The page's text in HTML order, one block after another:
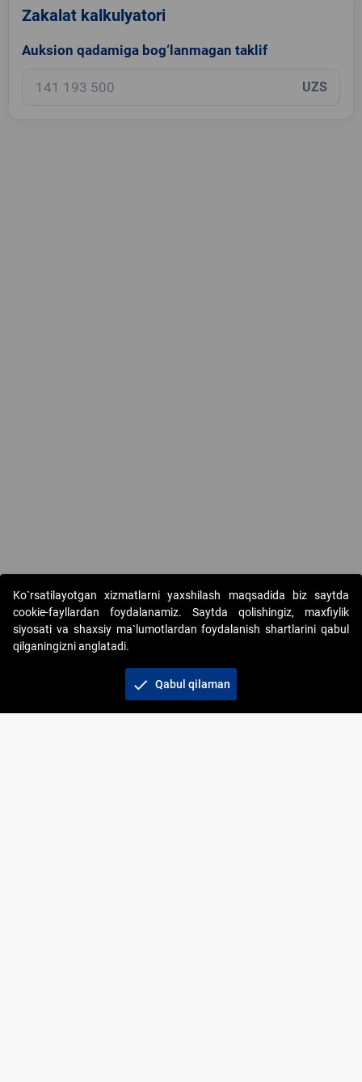
Zakalat kalkulyatori
Auksion qadamiga bog‘lanmagan taklif
UZS
Copyright © 2017-2026. "Elektron onlayn-auksionlarni
tashkil etish" AJ. Barcha huquqlar himoyalangan
Ko`rsatilayotgan xizmatlarni yaxshilash maqsadida biz saytda
cookie-fayllardan foydalanamiz. Saytda qolishingiz, maxfiylik
siyosati va shaxsiy ma`lumotlardan foydalanish shartlarini qabul
qilganingizni anglatadi.
check Qabul qilaman